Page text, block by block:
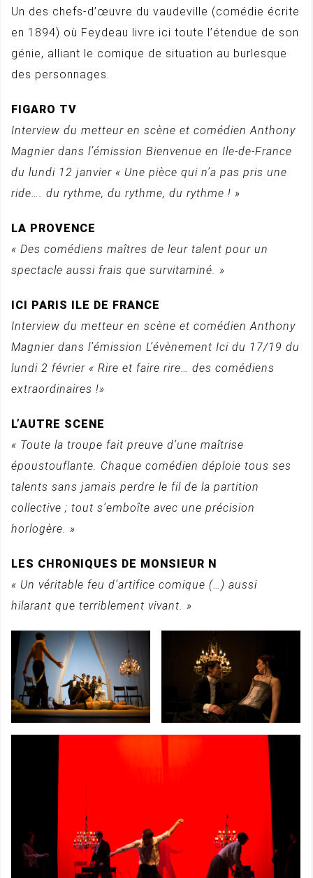
Un des chefs-d’œuvre du vaudeville (comédie écrite
en 1894) où Feydeau livre ici toute l’étendue de son
génie, alliant le comique de situation au burlesque
des personnages.
FIGARO TV
Interview du metteur en scène et comédien Anthony
Magnier dans l’émission Bienvenue en Ile-de-France
du lundi 12 janvier « Une pièce qui n’a pas pris une
ride…. du rythme, du rythme, du rythme ! »
LA PROVENCE
« Des comédiens maîtres de leur talent pour un
spectacle aussi frais que survitaminé. »
ICI PARIS ILE DE FRANCE
Interview du metteur en scène et comédien Anthony
Magnier dans l’émission L’évènement Ici du 17/19 du
lundi 2 février « Rire et faire rire… des comédiens
extraordinaires !»
L’AUTRE SCENE
« Toute la troupe fait preuve d’une maîtrise
époustouflante. Chaque comédien déploie tous ses
talents sans jamais perdre le fil de la partition
collective ; tout s’emboîte avec une précision
horlogère. »
LES CHRONIQUES DE MONSIEUR N
« Un véritable feu d’artifice comique (…) aussi
hilarant que terriblement vivant. »